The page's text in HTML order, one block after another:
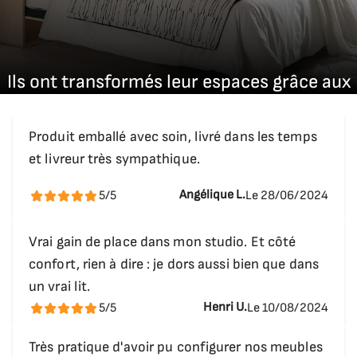
praticité. Le passage d’un usage à l’autre est
instantané, intuitif et sans effort, ce qui en fait
une solution gain de place de premier ordre dans
des espaces urbains restreints ou dans des
Fabriqué en Europe, avec des matériaux de haute
qualité, notre lit escamotable garantit une
durabilité exceptionnelle. Il résiste aux
fluidité d’ouverture et sa structure parfaitement
stable. C’est un investissement à long terme,
pensé pour répondre aux exigences des
utilisateurs modernes qui veulent un mobilier
222 cm
Profondeur du canapé
70cm
Hauteur de l'assise
Hauteur du dossier du canapé
50cm,
Angle modulable du canapé
Ils ont transformés leur espaces grâce aux
Produit emballé avec soin, livré dans les temps
et livreur très sympathique.
5/5 Angélique L.Le 28/06/2024
Vrai gain de place dans mon studio. Et côté
confort, rien à dire : je dors aussi bien que dans
un vrai lit.
5/5 Henri U.Le 10/08/2024
Très pratique d'avoir pu configurer nos meubles